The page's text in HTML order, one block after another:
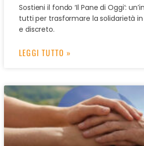
Sostieni il fondo ‘Il Pane di Oggi’:
tutti per trasformare la solidarietà
e discreto.
LEGGI TUTTO »